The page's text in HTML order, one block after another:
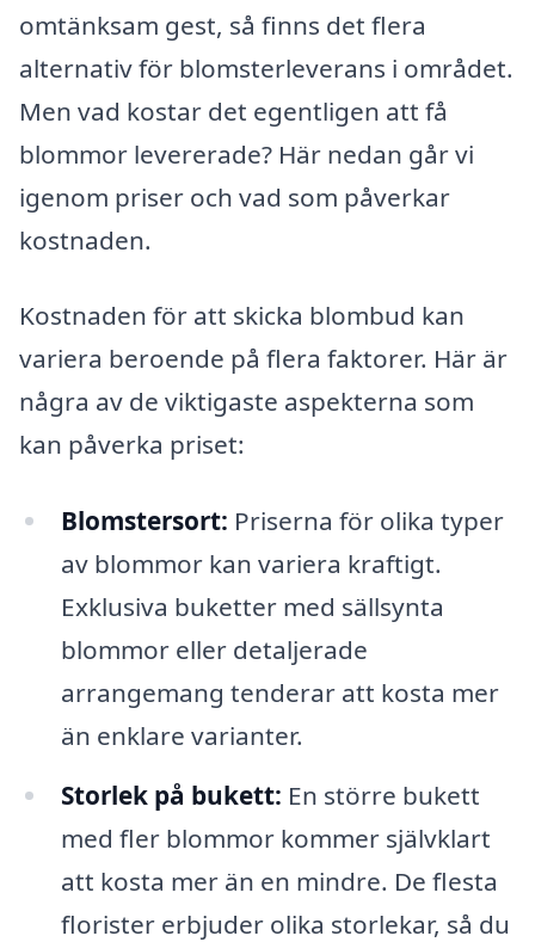
omtänksam gest, så finns det flera
alternativ för blomsterleverans i området.
Men vad kostar det egentligen att få
blommor levererade? Här nedan går vi
igenom priser och vad som påverkar
kostnaden.
Kostnaden för att skicka blombud kan
variera beroende på flera faktorer. Här är
några av de viktigaste aspekterna som
kan påverka priset:
Blomstersort: Priserna för olika typer
av blommor kan variera kraftigt.
Exklusiva buketter med sällsynta
blommor eller detaljerade
arrangemang tenderar att kosta mer
än enklare varianter.
Storlek på bukett: En större bukett
med fler blommor kommer självklart
att kosta mer än en mindre. De flesta
florister erbjuder olika storlekar, så du